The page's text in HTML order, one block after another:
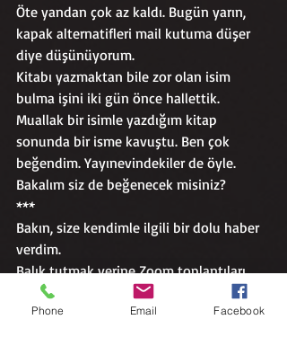
Öte yandan çok az kaldı. Bugün yarın,
kapak alternatifleri mail kutuma düşer
diye düşünüyorum.
Kitabı yazmaktan bile zor olan isim
bulma işini iki gün önce hallettik.
Muallak bir isimle yazdığım kitap
sonunda bir isme kavuştu. Ben çok
beğendim. Yayınevindekiler de öyle.
Bakalım siz de beğenecek misiniz?
***
Bakın, size kendimle ilgili bir dolu haber
verdim.
Balık tutmak yerine Zoom toplantıları,
ufka bakma yerine blog yazma
düşüncesi ve en önemlisi yeni romanımı
Phone Email Facebook